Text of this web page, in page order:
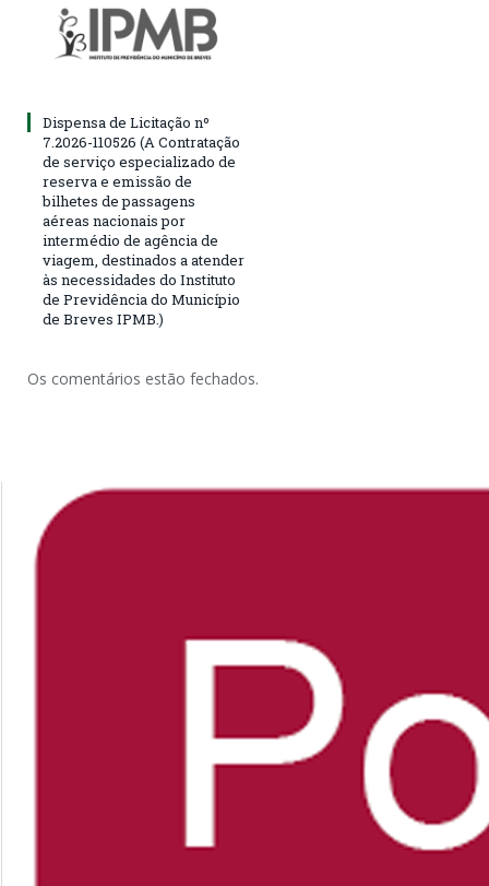
Dispensa de Licitação nº
7.2026-110526 (A Contratação
de serviço especializado de
reserva e emissão de
bilhetes de passagens
aéreas nacionais por
intermédio de agência de
viagem, destinados a atender
às necessidades do Instituto
de Previdência do Município
de Breves IPMB.)
Os comentários estão fechados.